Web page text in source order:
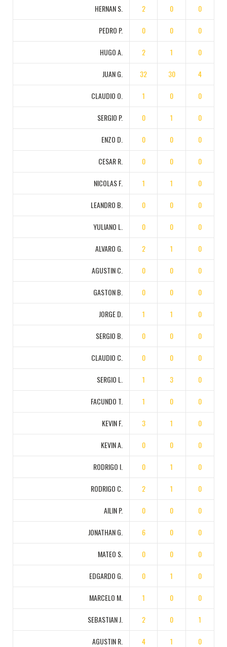
HERNAN S. 2 0 0
PEDRO P. 0 0 0
HUGO A. 2 1 0
JUAN G. 32 30 4
CLAUDIO O. 1 0 0
SERGIO P. 0 1 0
ENZO D. 0 0 0
CESAR R. 0 0 0
NICOLAS F. 1 1 0
LEANDRO B. 0 0 0
YULIANO L. 0 0 0
ALVARO G. 2 1 0
AGUSTIN C. 0 0 0
GASTON B. 0 0 0
JORGE D. 1 1 0
SERGIO B. 0 0 0
CLAUDIO C. 0 0 0
SERGIO L. 1 3 0
FACUNDO T. 1 0 0
KEVIN F. 3 1 0
KEVIN A. 0 0 0
RODRIGO I. 0 1 0
RODRIGO C. 2 1 0
AILIN P. 0 0 0
JONATHAN G. 6 0 0
MATEO S. 0 0 0
EDGARDO G. 0 1 0
MARCELO M. 1 0 0
SEBASTIAN J. 2 0 1
AGUSTIN R. 4 1 0